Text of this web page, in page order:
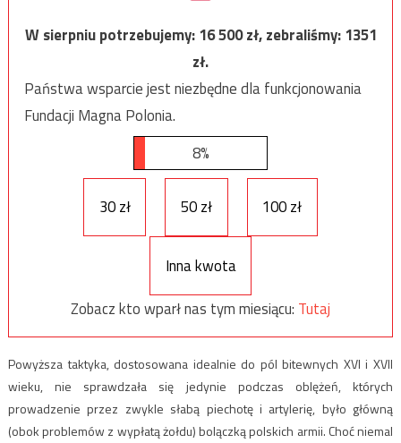
W sierpniu potrzebujemy:16 500zł, zebraliśmy:1351
zł.
Państwa wsparcie jest niezbędne dla funkcjonowania
Fundacji Magna Polonia.
8%
30 zł 50 zł 100 zł
Inna kwota
Zobacz kto wparł nas tym miesiącu: Tutaj
Powyższa taktyka, dostosowana idealnie do pól bitewnych XVI i XVII
wieku, nie sprawdzała się jedynie podczas oblężeń, których
prowadzenie przez zwykle słabą piechotę i artylerię, było główną
(obok problemów z wypłatą żołdu) bolączką polskich armii. Choć niemal